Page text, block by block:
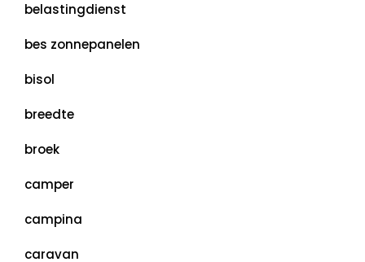
belastingdienst
bes zonnepanelen
bisol
breedte
broek
camper
campina
caravan